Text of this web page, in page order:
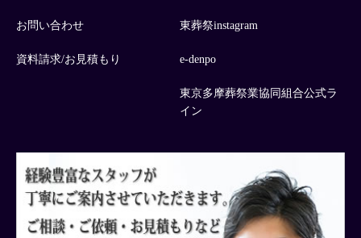
お問い合わせ
資料請求/お見積もり
東葬祭instagram
e-denpo
東京多摩葬祭業協同組合公式ラ
イン